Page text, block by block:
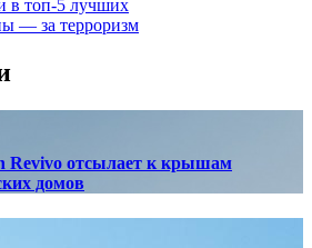
топ-5 лучших
— за терроризм
Revivo отсылает к крышам
домов